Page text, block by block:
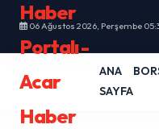
06 Ağustos 2026, Perşembe
Haber
Portalı -
Acar
Haber
ANA
SAYFA